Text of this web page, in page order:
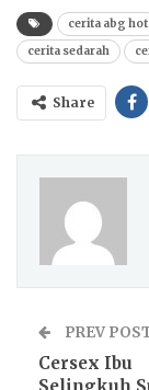
cerita abg hot
cerita sedarah
Share
PREV
Cersex Ibu